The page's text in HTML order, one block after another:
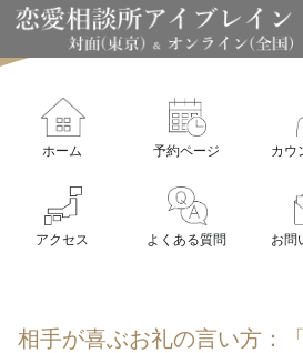
ホーム 予約ページ カウ
アクセス よくある質問 お問
相手が喜ぶお礼の言い方：